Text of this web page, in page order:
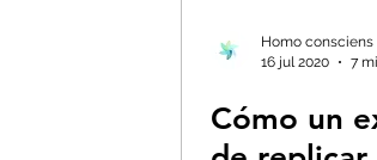
Calentamiento global - CO2
Homo consciens
16 jul 2020
7
Cómo un